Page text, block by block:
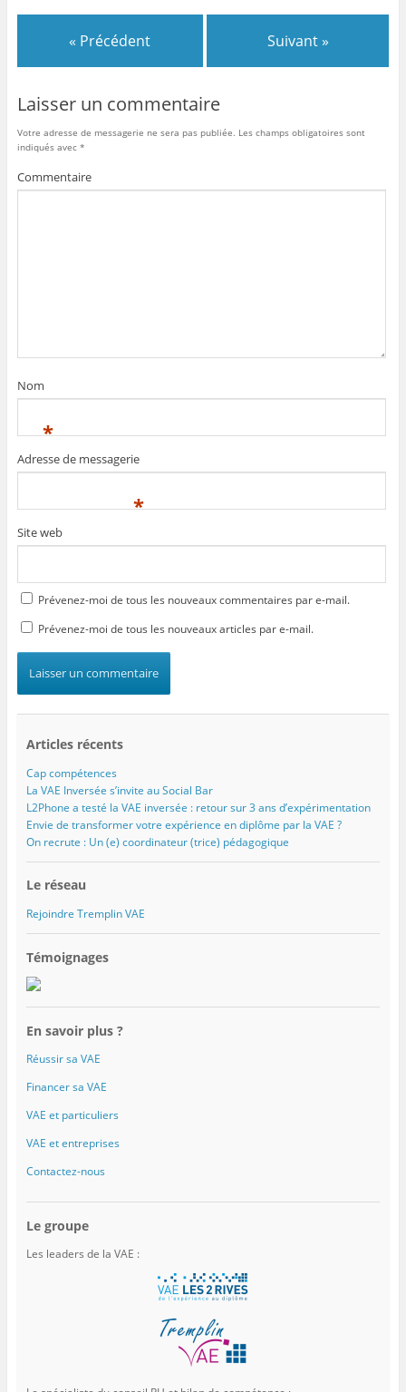
« Précédent Suivant »
Laisser un commentaire
Votre adresse de messagerie ne sera pas publiée. Les champs obligatoires sont
indiqués avec *
Commentaire
Nom
*
Adresse de messagerie
*
Site web
Prévenez-moi de tous les nouveaux commentaires par e-mail.
Prévenez-moi de tous les nouveaux articles par e-mail.
Articles récents
Cap compétences
La VAE Inversée s’invite au Social Bar
L2Phone a testé la VAE inversée : retour sur 3 ans d’expérimentation
Envie de transformer votre expérience en diplôme par la VAE ?
On recrute : Un (e) coordinateur (trice) pédagogique
Le réseau
Rejoindre Tremplin VAE
Témoignages
En savoir plus ?
Réussir sa VAE
Financer sa VAE
VAE et particuliers
VAE et entreprises
Contactez-nous
Le groupe
Les leaders de la VAE :